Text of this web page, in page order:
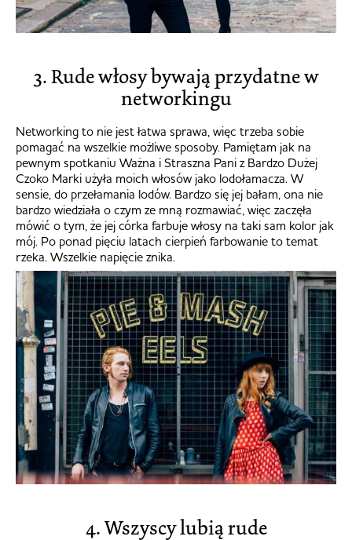
3. Rude włosy bywają przydatne w
networkingu
Networking to nie jest łatwa sprawa, więc trzeba sobie
pomagać na wszelkie możliwe sposoby. Pamiętam jak na
pewnym spotkaniu Ważna i Straszna Pani z Bardzo Dużej
Czoko Marki użyła moich włosów jako lodołamacza. W
sensie, do przełamania lodów. Bardzo się jej bałam, ona nie
bardzo wiedziała o czym ze mną rozmawiać, więc zaczęła
mówić o tym, że jej córka farbuje włosy na taki sam kolor jak
mój. Po ponad pięciu latach cierpień farbowanie to temat
rzeka. Wszelkie napięcie znika.
4. Wszyscy lubią rude